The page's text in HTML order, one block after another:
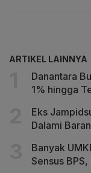
ARTIKEL LAINNYA
Danantara
1% hingga
Eks
Dalami
Banyak
Sensus